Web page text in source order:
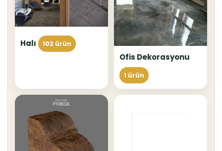
Halı 102 ürün
Ofis Dekorasyonu
1 ürün